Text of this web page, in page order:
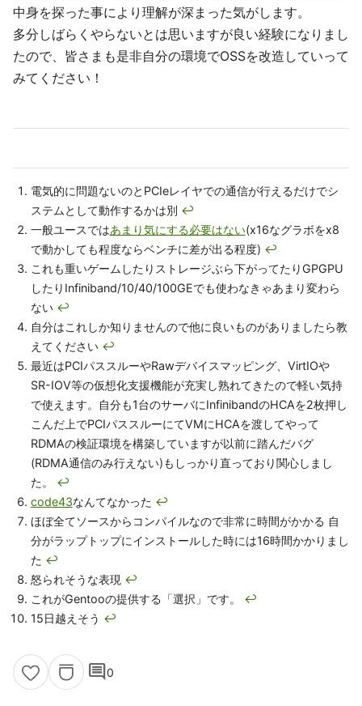
中身を探った事により理解が深まった気がします。
多分しばらくやらないとは思いますが良い経験になりまし
たので、皆さまも是非自分の環境でOSSを改造していって
みてください！
電気的に問題ないのとPCIeレイヤでの通信が行えるだけでシ
ステムとして動作するかは別 ↩
一般ユースではあまり気にする必要はない(x16なグラボをx8
で動かしても程度ならベンチに差が出る程度) ↩
これも重いゲームしたりストレージぶら下がってたりGPGPU
したりInfiniband/10/40/100GEでも使わなきゃあまり変わら
ない ↩
自分はこれしか知りませんので他に良いものがありましたら教
えてください ↩
最近はPCIパススルーやRawデバイスマッピング、VirtIOや
SR-IOV等の仮想化支援機能が充実し熟れてきたので軽い気持
で使えます。自分も1台のサーバにInfinibandのHCAを2枚押し
こんだ上でPCIパススルーにてVMにHCAを渡してやって
RDMAの検証環境を構築していますが以前に踏んだバグ
(RDMA通信のみ行えない)もしっかり直っており関心しまし
た。 ↩
code43なんてなかった ↩
ほぼ全てソースからコンパイルなので非常に時間がかかる 自
分がラップトップにインストールした時には16時間かかりまし
た ↩
怒られそうな表現 ↩
これがGentooの提供する「選択」です。 ↩
15日越えそう ↩
comment0